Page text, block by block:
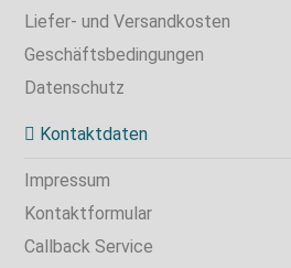
Liefer- und Versandkosten
Geschäftsbedingungen
Datenschutz
Kontaktdaten
Impressum
Kontaktformular
Callback Service